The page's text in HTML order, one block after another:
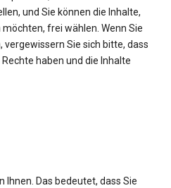
und Sie können die Inhalte,
frei wählen. Wenn Sie
vergewissern Sie sich bitte, dass
haben und die Inhalte
Ihnen. Das bedeutet, dass Sie